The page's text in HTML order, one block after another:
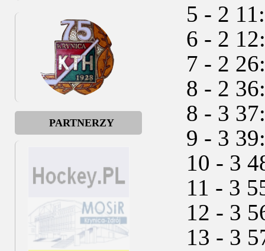
PARTNERZY
5 - 2
6 - 2
7 - 2
8 - 2
8 - 3
9 - 3
10 - 3
11 - 3
12 - 3
13 - 3